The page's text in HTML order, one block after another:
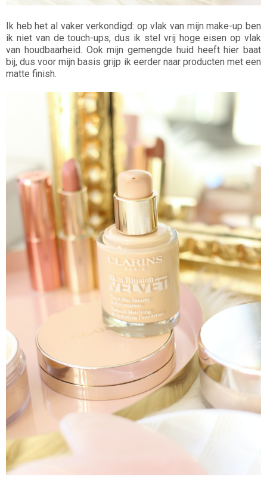
Ik heb het al vaker verkondigd: op vlak van mijn make-up ben
ik niet van de touch-ups, dus ik stel vrij hoge eisen op vlak
van houdbaarheid. Ook mijn gemengde huid heeft hier baat
bij, dus voor mijn basis grijp ik eerder naar producten met een
matte finish.